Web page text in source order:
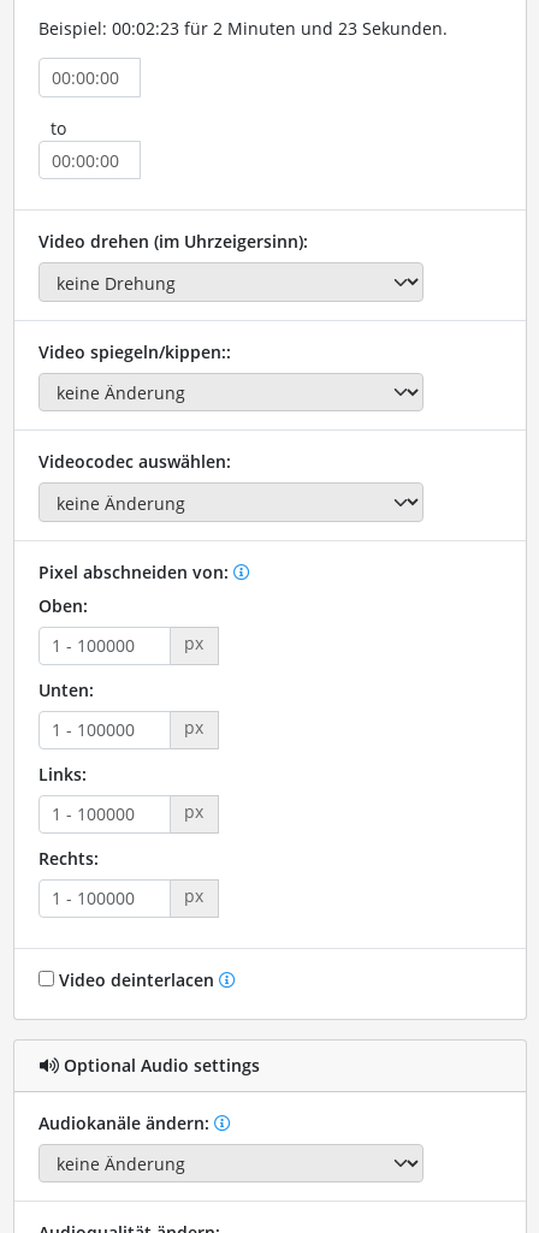
Beispiel: 00:02:23 für 2 Minuten und 23 Sekunden.
to
Video drehen (im Uhrzeigersinn):
Video spiegeln/kippen::
Videocodec auswählen:
Pixel abschneiden von:
Oben:
px
Unten:
px
Links:
px
Rechts:
px
Video deinterlacen
Optional Audio settings
Audiokanäle ändern: